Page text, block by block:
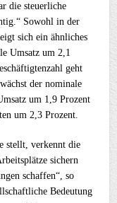
die steuerliche
Sowohl in der
sich ein ähnliches
Umsatz um 2,1
geht
der nominale
um 1,9 Prozent
um 2,3 Prozent.
stellt, verkennt die
sichern
schaffen“, so
Bedeutung